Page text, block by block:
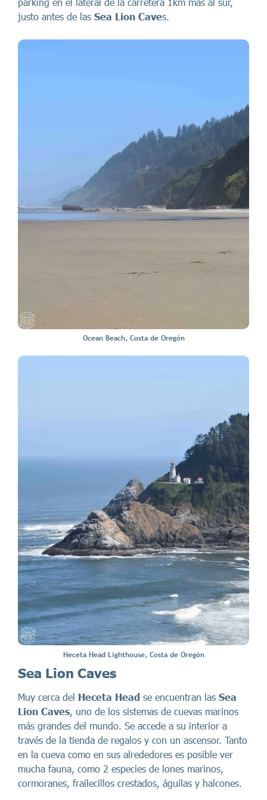
justo antes de las Sea Lion Caves.
Ocean Beach, Costa de Oregón
Heceta Head Lighthouse, Costa de Oregón
Sea Lion Caves
Muy cerca del Heceta Head se encuentran las Sea
Lion Caves, uno de los sistemas de cuevas marinos
más grandes del mundo. Se accede a su interior a
través de la tienda de regalos y con un ascensor. Tanto
en la cueva como en sus alrededores es posible ver
mucha fauna, como 2 especies de lones marinos,
cormoranes, frailecillos crestados, águilas y halcones.